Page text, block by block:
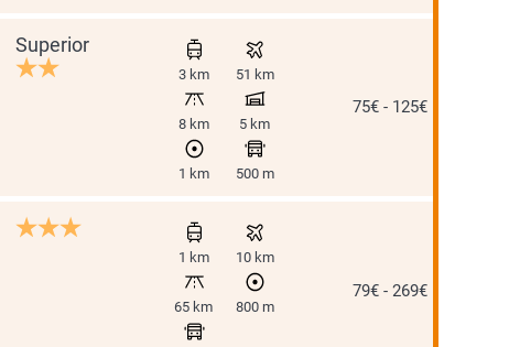
Superior
3 km 51 km
8 km 5 km
1 km 500 m
75€ - 125€
1 km 10 km
65 km 800 m
79€ - 269€